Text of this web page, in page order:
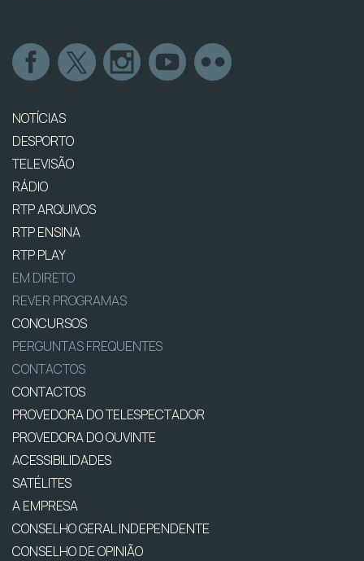
NOTÍCIAS
DESPORTO
TELEVISÃO
RÁDIO
RTP ARQUIVOS
RTP ENSINA
RTP PLAY
EM DIRETO
REVER PROGRAMAS
CONCURSOS
PERGUNTAS FREQUENTES
CONTACTOS
CONTACTOS
PROVEDORA DO TELESPECTADOR
PROVEDORA DO OUVINTE
ACESSIBILIDADES
SATÉLITES
A EMPRESA
CONSELHO GERAL INDEPENDENTE
CONSELHO DE OPINIÃO